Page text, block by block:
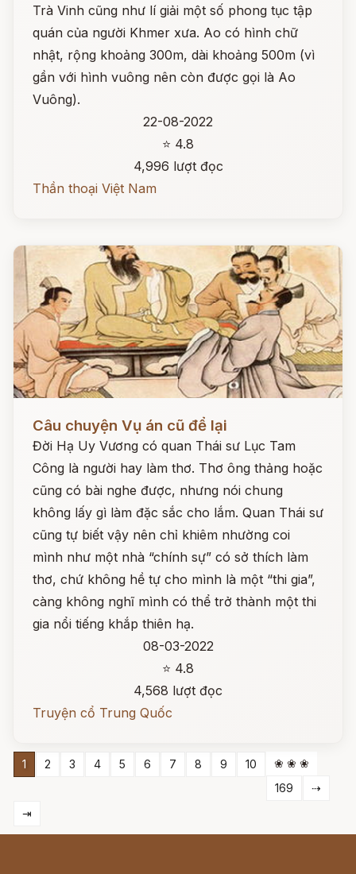
Trà Vinh cũng như lí giải một số phong tục tập
quán của người Khmer xưa. Ao có hình chữ
nhật, rộng khoảng 300m, dài khoảng 500m (vì
gần với hình vuông nên còn được gọi là Ao
Vuông).
22-08-2022
⭐ 4.8
4,996 lượt đọc
Thần thoại Việt Nam
Câu chuyện Vụ án cũ để lại
Đời Hạ Uy Vương có quan Thái sư Lục Tam
Công là người hay làm thơ. Thơ ông thảng hoặc
cũng có bài nghe được, nhưng nói chung
không lấy gì làm đặc sắc cho lắm. Quan Thái sư
cũng tự biết vậy nên chỉ khiêm nhường coi
mình như một nhà “chính sự” có sở thích làm
thơ, chứ không hề tự cho mình là một “thi gia”,
càng không nghĩ mình có thể trở thành một thi
gia nổi tiếng khắp thiên hạ.
08-03-2022
⭐ 4.8
4,568 lượt đọc
Truyện cổ Trung Quốc
1 2 3 4 5 6 7 8 9 10
❀ ❀ ❀
169
⇢
⇥